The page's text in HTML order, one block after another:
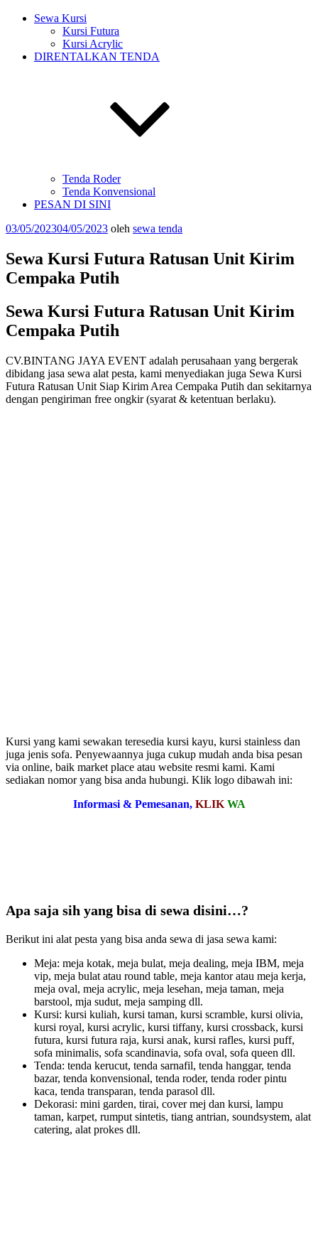
Sewa Kursi
Kursi Futura
Kursi Acrylic
DIRENTALKAN TENDA
Tenda Roder
Tenda Konvensional
PESAN DI SINI
Diposkan
03/05/202304/05/2023 oleh sewa tenda
Sewa Kursi Futura Ratusan Unit Kirim
Cempaka Putih
Sewa Kursi Futura Ratusan Unit Kirim
Cempaka Putih
CV.BINTANG JAYA EVENT adalah perusahaan yang bergerak
dibidang jasa sewa alat pesta, kami menyediakan juga Sewa Kursi
Futura Ratusan Unit Siap Kirim Area Cempaka Putih dan sekitarnya
dengan pengiriman free ongkir (syarat & ketentuan berlaku).
Kursi yang kami sewakan teresedia kursi kayu, kursi stainless dan
juga jenis sofa. Penyewaannya juga cukup mudah anda bisa pesan
via online, baik market place atau website resmi kami. Kami
sediakan nomor yang bisa anda hubungi. Klik logo dibawah ini:
Informasi & Pemesanan, KLIK WA
Apa saja sih yang bisa di sewa disini…?
Berikut ini alat pesta yang bisa anda sewa di jasa sewa kami:
Meja: meja kotak, meja bulat, meja dealing, meja IBM, meja
vip, meja bulat atau round table, meja kantor atau meja kerja,
meja oval, meja acrylic, meja lesehan, meja taman, meja
barstool, mja sudut, meja samping dll.
Kursi: kursi kuliah, kursi taman, kursi scramble, kursi olivia,
kursi royal, kursi acrylic, kursi tiffany, kursi crossback, kursi
futura, kursi futura raja, kursi anak, kursi rafles, kursi puff,
sofa minimalis, sofa scandinavia, sofa oval, sofa queen dll.
Tenda: tenda kerucut, tenda sarnafil, tenda hanggar, tenda
bazar, tenda konvensional, tenda roder, tenda roder pintu
kaca, tenda transparan, tenda parasol dll.
Dekorasi: mini garden, tirai, cover mej dan kursi, lampu
taman, karpet, rumput sintetis, tiang antrian, soundsystem, alat
catering, alat prokes dll.